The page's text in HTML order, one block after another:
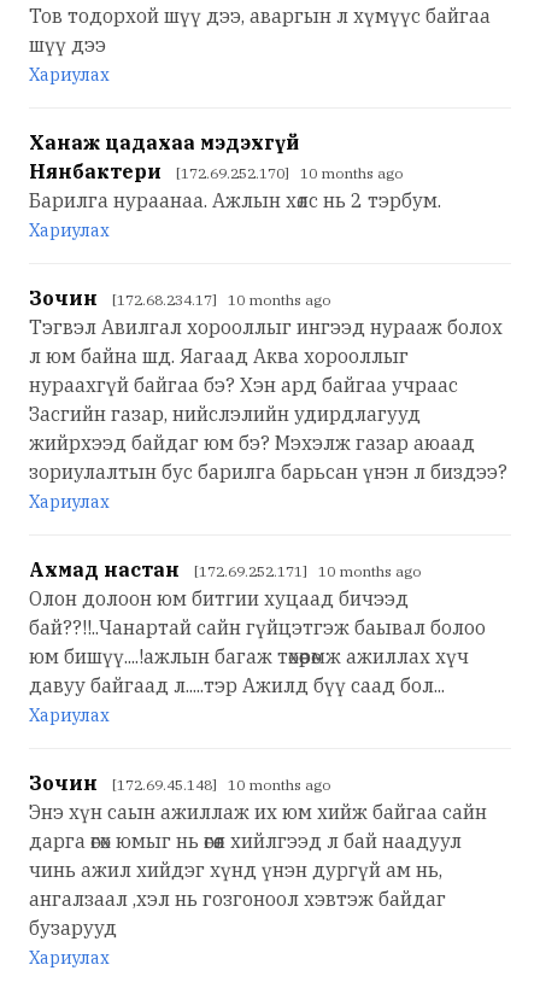
Тов тодорхой шүү дээ, аваргын л хүмүүс байгаа
шүү дээ
Хариулах
Ханаж цадахаа мэдэхгүй
Нянбактери
[172.69.252.170] 10 months ago
Барилга нураанаа. Ажлын хөлс нь 2 тэрбум.
Хариулах
Зочин [172.68.234.17] 10 months ago
Тэгвэл Авилгал хорооллыг ингээд нурааж болох
л юм байна шд. Яагаад Аква хорооллыг
нураахгүй байгаа бэ? Хэн ард байгаа учраас
Засгийн газар, нийслэлийн удирдлагууд
жийрхээд байдаг юм бэ? Мэхэлж газар аюаад
зориулалтын бус барилга барьсан үнэн л биздээ?
Хариулах
Ахмад настан [172.69.252.171] 10 months ago
Олон долоон юм битгии хуцаад бичээд
бай??!!..Чанартай сайн гүйцэтгэж баывал болоо
юм бишүү....!ажлын багаж төхөөрөмж ажиллах хүч
давуу байгаад л.....тэр Ажилд бүү саад бол...
Хариулах
Зочин [172.69.45.148] 10 months ago
Энэ хүн саын ажиллаж их юм хийж байгаа сайн
дарга өгөх юмыг нь өгөөл хийлгээд л бай наадуул
чинь ажил хийдэг хүнд үнэн дургүй ам нь,
ангалзаал ,хэл нь гозгоноол хэвтэж байдаг
бузарууд
Хариулах